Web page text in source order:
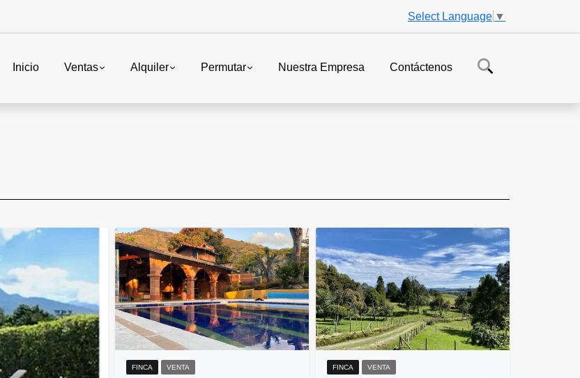
Select Language ▼
Inicio Ventas Alquiler Permutar Nuestra Empresa Contáctenos
FINCA VENTA FINCA VENTA